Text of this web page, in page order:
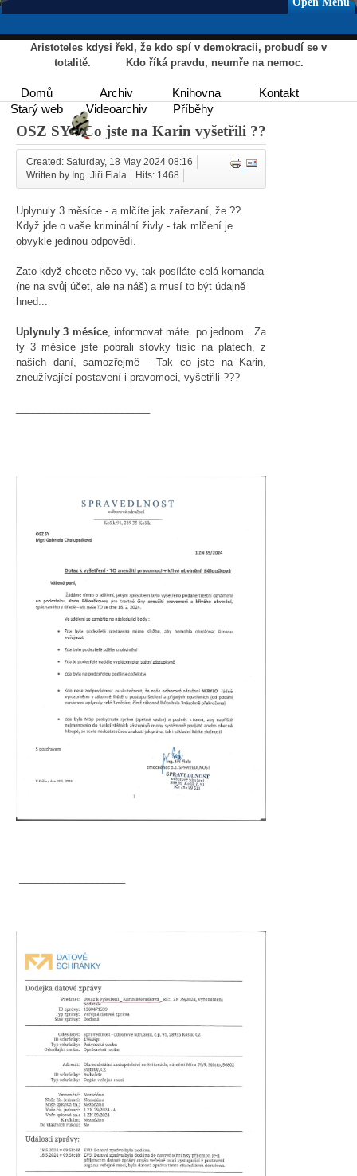
Aristoteles kdysi řekl, že kdo spí v demokracii, probudí se v
totalitě. Kdo říká pravdu, neumře na nemoc.
Domů Archiv Knihovna
Kontakt
Starý web
Videoarchiv Příběhy
OSZ SY : Co jste na Karin vyšetřili ??
Created: Saturday, 18 May 2024 08:16
Written by Ing. Jiří Fiala
Hits: 1468
Uplynuly 3 měsíce - a mlčíte jak zařezaní, že ??
Když jde o vaše kriminální živly - tak mlčení je
obvykle jedinou odpovědí.
Zato když chcete něco vy, tak posíláte celá komanda
(ne na svůj účet, ale na náš) a musí to být údajně
hned...
Uplynuly 3 měsíce, informovat máte po jednom. Za
ty 3 měsíce jste pobrali stovky tisíc na platech, z
našich daní, samozřejmě - Tak co jste na Karin,
zneužívající postavení i pravomoci, vyšetřili ???